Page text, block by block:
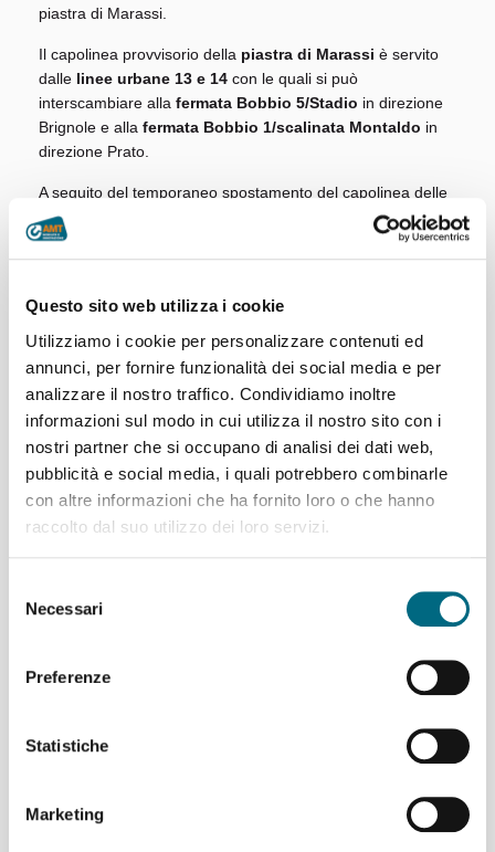
Questo sito web utilizza i cookie
Utilizziamo i cookie per personalizzare contenuti ed
annunci, per fornire funzionalità dei social media e per
analizzare il nostro traffico. Condividiamo inoltre
informazioni sul modo in cui utilizza il nostro sito con i
nostri partner che si occupano di analisi dei dati web,
pubblicità e social media, i quali potrebbero combinarle
con altre informazioni che ha fornito loro o che hanno
raccolto dal suo utilizzo dei loro servizi.
delNecessari
Preferenze
Statistiche
Marketing
piastra di Marassi.
Il capolinea provvisorio della piastra di Marassi è servito
dalle linee urbane 13 e 14 con le quali si può
interscambiare alla fermata Bobbio 5/Stadio in direzione
Brignole e alla fermata Bobbio 1/scalinata Montaldo in
direzione Prato.
A seguito del temporaneo spostamento del capolinea delle
linee extraurbane da viale Caviglia alla piastra di Marassi, i
clienti in possesso di
potranno
utilizzare i servizi di linea urbani sullatratta Marassi-
11/05/2026
Related Posts
per la salita alle fermate